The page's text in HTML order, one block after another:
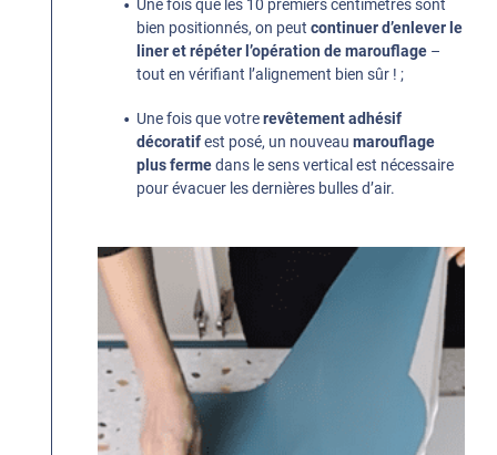
Une fois que les 10 premiers centimètres sont
bien positionnés, on peutcontinuer d’enlever le
liner et répéter l’opération de marouflage –
tout en vérifiant l’alignement bien sûr ! ;
Une fois que votrerevêtement adhésif
décoratifest posé, un nouveau marouflage
plus fermedans le sens vertical est nécessaire
pour évacuer les dernières bulles d’air.